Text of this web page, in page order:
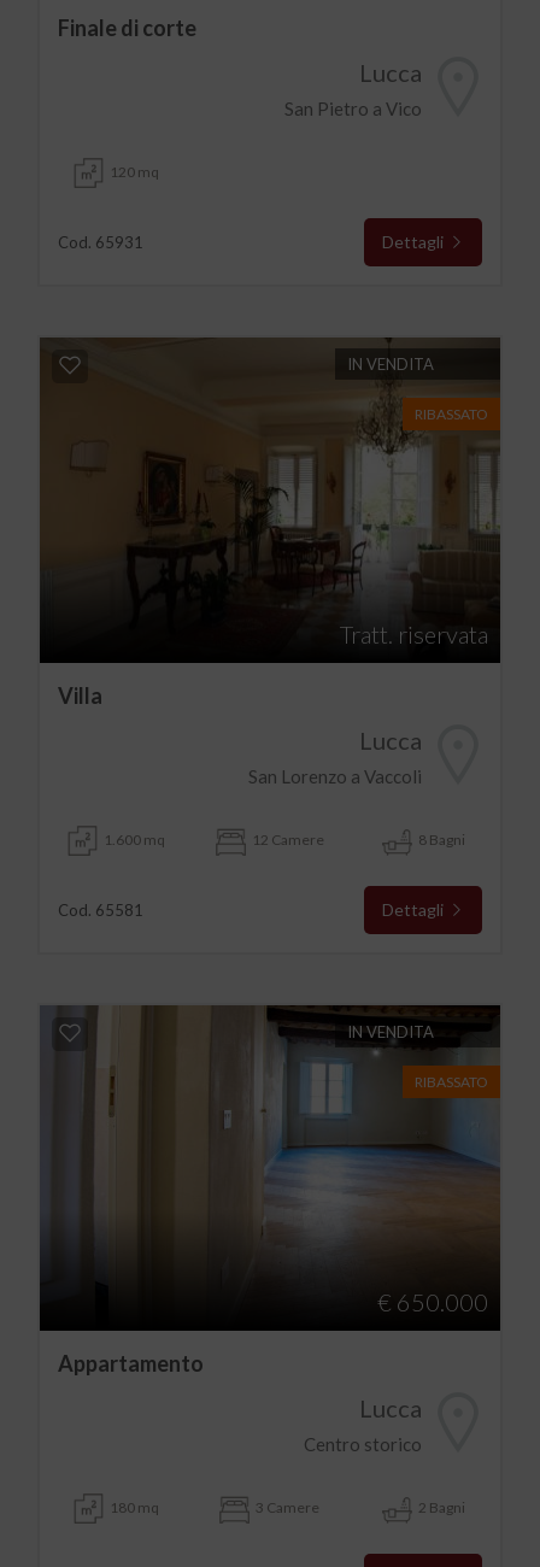
Finale di corte
Lucca
San Pietro a Vico
120 mq
Cod. 65931 Dettagli
IN VENDITA
RIBASSATO
Tratt. riservata
Villa
Lucca
San Lorenzo a Vaccoli
1.600 mq 12 Camere 8 Bagni
Cod. 65581 Dettagli
IN VENDITA
RIBASSATO
€ 650.000
Appartamento
Lucca
Centro storico
180 mq 3 Camere 2 Bagni